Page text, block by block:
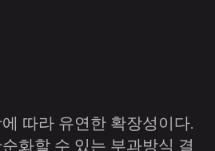
따라 유연한 확장성이다.
화할 수 있는 부과방식 결